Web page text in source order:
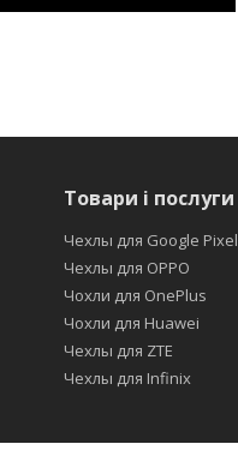
Товари і послуги
Чехлы для Google Pixel
Чехлы для OPPO
Чохли для OnePlus
Чохли для Huawei
Чехлы для ZTE
Чехлы для Infinix